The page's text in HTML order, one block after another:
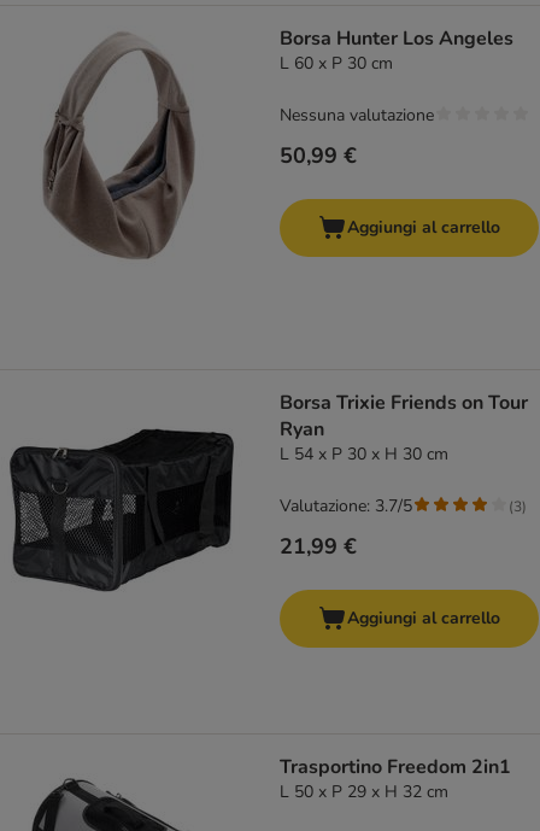
Borsa Hunter Los Angeles
L 60 x P 30 cm
50,99 €
Nessuna valutazione
Aggiungi al carrello
Borsa Trixie Friends on Tour
Ryan
L 54 x P 30 x H 30 cm
21,99 €
Valutazione: 3.7/5 (3)
Aggiungi al carrello
Trasportino Freedom 2in1
L 50 x P 29 x H 32 cm